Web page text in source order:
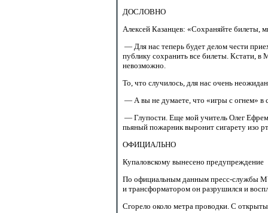
ДОСЛОВНО
Алексей Казанцев: «Сохраняйте билеты,
— Для нас теперь будет делом чести
публику сохранить все билеты. Кстати, в
невозможно.
То, что случилось, для нас очень
— А вы не думаете, что «игры с огнем» в
— Глупости. Еще мой учитель Олег
пьяный пожарник выронит сигарету изо
ОФИЦИАЛЬНО
Купаловскому вынесено предупреждение
По официальным данным пресс-службы
и трансформатором он разрушился и
Сгорело около метра проводки. С